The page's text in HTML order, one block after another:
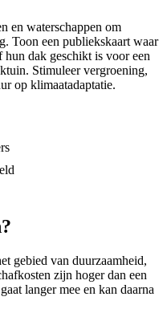
en waterschappen om
Toon een publiekskaart waar
hun dak geschikt is voor een
Stimuleer vergroening,
op klimaatadaptatie.
gebied van duurzaamheid,
zijn hoger dan een
langer mee en kan daarna